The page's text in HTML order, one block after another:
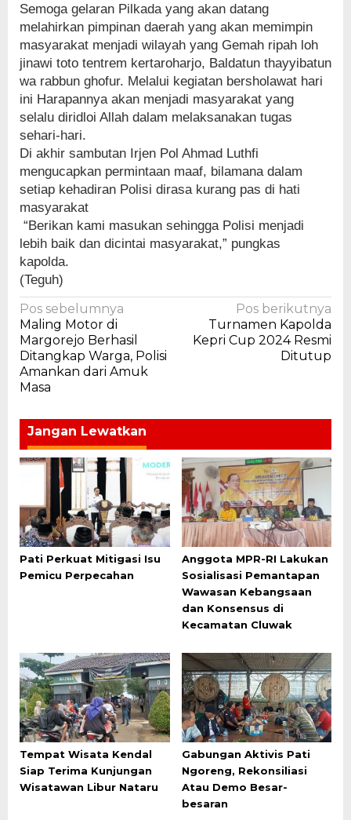
Semoga gelaran Pilkada yang akan datang
melahirkan pimpinan daerah yang akan memimpin
masyarakat menjadi wilayah yang Gemah ripah loh
jinawi toto tentrem kertaroharjo, Baldatun thayyibatun
wa rabbun ghofur. Melalui kegiatan bersholawat hari
ini Harapannya akan menjadi masyarakat yang
selalu diridloi Allah dalam melaksanakan tugas
sehari-hari.
Di akhir sambutan Irjen Pol Ahmad Luthfi
mengucapkan permintaan maaf, bilamana dalam
setiap kehadiran Polisi dirasa kurang pas di hati
masyarakat
“Berikan kami masukan sehingga Polisi menjadi
lebih baik dan dicintai masyarakat,” pungkas
kapolda.
(Teguh)
Navigasi
pos
Pos sebelumnya
Maling Motor di
Margorejo Berhasil
Ditangkap Warga, Polisi
Amankan dari Amuk
Masa
Pos berikutnya
Turnamen Kapolda
Kepri Cup 2024 Resmi
Ditutup
Jangan Lewatkan
Pati Perkuat Mitigasi Isu
Pemicu Perpecahan
Anggota MPR-RI Lakukan
Sosialisasi Pemantapan
Wawasan Kebangsaan
dan Konsensus di
Kecamatan Cluwak
Tempat Wisata Kendal
Siap Terima Kunjungan
Wisatawan Libur Nataru
Gabungan Aktivis Pati
Ngoreng, Rekonsiliasi
Atau Demo Besar-
besaran